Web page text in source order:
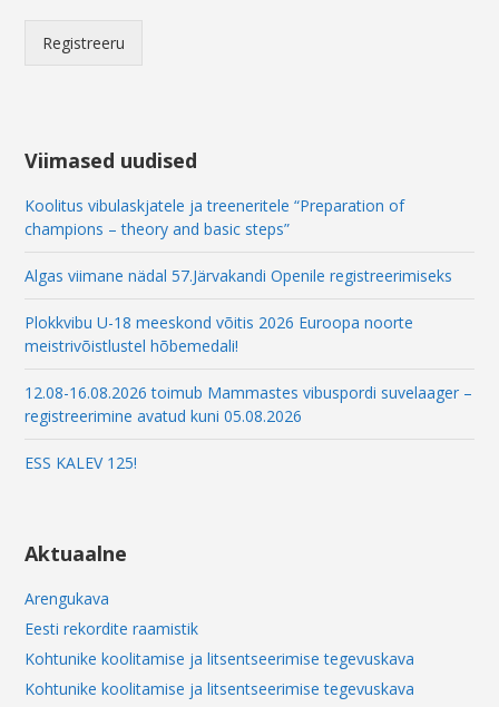
Registreeru
Viimased uudised
Koolitus vibulaskjatele ja treeneritele “Preparation of
champions – theory and basic steps”
Algas viimane nädal 57.Järvakandi Openile registreerimiseks
Plokkvibu U-18 meeskond võitis 2026 Euroopa noorte
meistrivõistlustel hõbemedali!
12.08-16.08.2026 toimub Mammastes vibuspordi suvelaager –
registreerimine avatud kuni 05.08.2026
ESS KALEV 125!
Aktuaalne
Arengukava
Eesti rekordite raamistik
Kohtunike koolitamise ja litsentseerimise tegevuskava
Kohtunike koolitamise ja litsentseerimise tegevuskava